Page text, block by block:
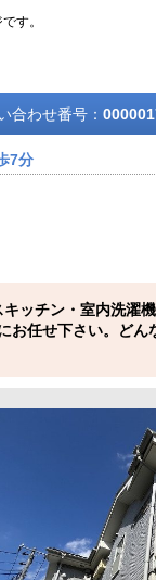
す。
合わせ番号：
7分
ッチン・室内洗濯
お任せ下さい。どん